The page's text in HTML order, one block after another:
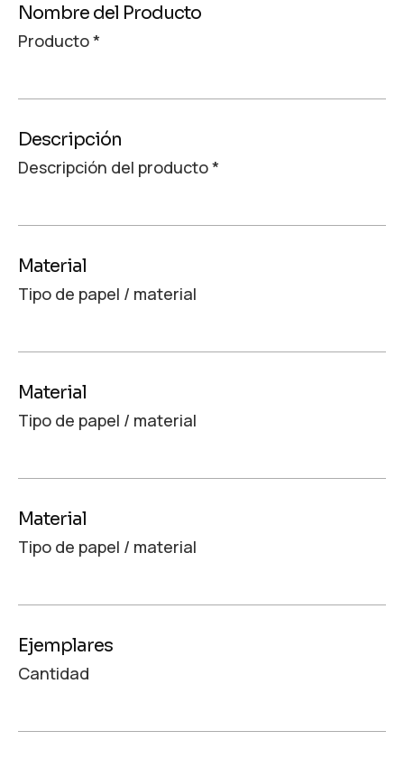
Nombre del Producto
Producto*
Descripción
Descripción del producto*
Material
Tipo de papel / material
Material
Tipo de papel / material
Material
Tipo de papel / material
Ejemplares
Cantidad